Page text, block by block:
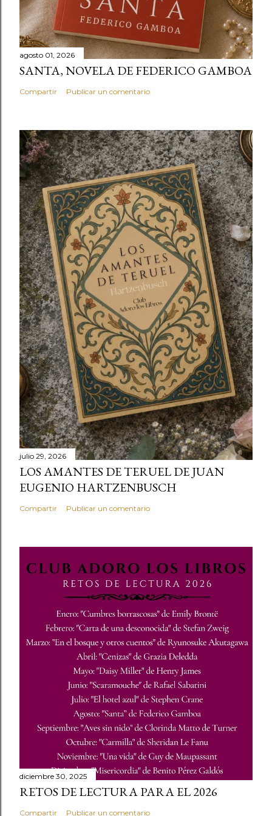
agosto 01, 2026
SANTA, NOVELA DE FEDERICO GAMBOA
Compartir Publicar un comentario
julio 29, 2026
LOS AMANTES DE TERUEL DE JUAN
EUGENIO HARTZENBUSCH
Compartir Publicar un comentario
diciembre 30, 2025
RETOS DE LECTURA PARA EL 2026
Compartir Publicar un comentario